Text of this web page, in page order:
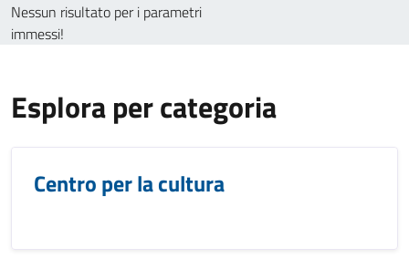
Nessun risultato per i parametri
immessi!
Esplora per categoria
Centro per la cultura